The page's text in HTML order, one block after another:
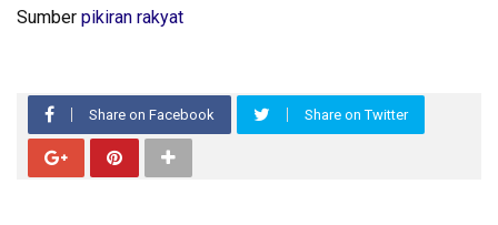
Sumber pikiran rakyat
Share on Facebook Share on Twitter